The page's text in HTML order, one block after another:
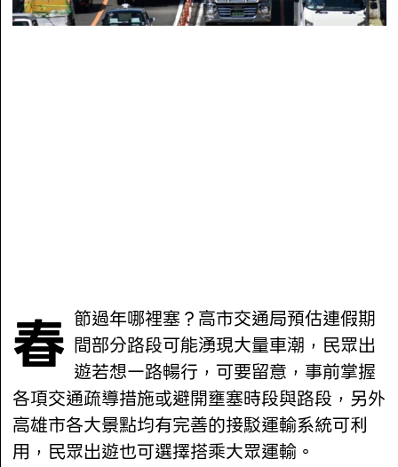
春節過年哪裡塞？高市交通局預估連假期 間部分路段可能湧現大量車潮，民眾出
遊若想一路暢行，可要留意，事前掌握
各項交通疏導措施或避開壅塞時段與路段，另外
高雄市各大景點均有完善的接駁運輸系統可利
用，民眾出遊也可選擇搭乘大眾運輸。